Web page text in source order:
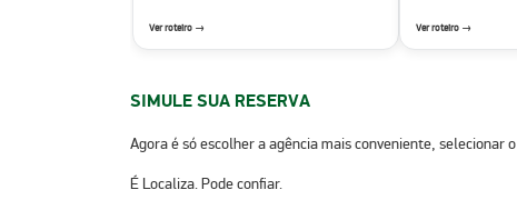
Ver roteiro → Ver roteiro →
SIMULE SUA RESERVA
Agora é só escolher a agência mais conveniente, selecionar o
É Localiza. Pode confiar.